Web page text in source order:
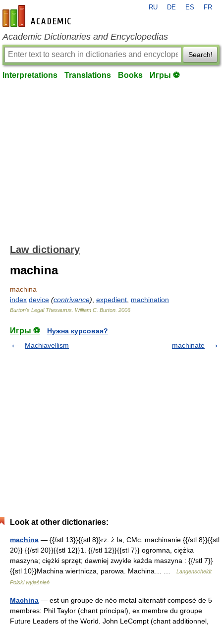
en-academic.com
RU DE ES FR
Academic Dictionaries and Encyclopedias
Search!
Interpretations Translations Books Игры ⚽
Law dictionary
machina
machina
index device (contrivance) expedient machination
Burton's Legal Thesaurus. William C. Burton 2006
Игры ⚽
Нужна курсовая?
Machiavellism
machinate
Look at other dictionaries:
machina — {{/stl 13}}{{stl 8}}rz. ż Ia, CMc. machinanie {{/stl 8}}{{stl
20}} {{/stl 20}}{{stl 12}}1. {{/stl 12}}{{stl 7}} ogromna, ciężka
maszyna; ciężki sprzęt; dawniej zwykle każda maszyna : {{/stl 7}}
{{stl 10}}Machina wiertnicza, parowa. Machina… …
Langenscheidt
Polski wyjaśnień
Machina — est un groupe de néo metal alternatif composé de 5
membres: Phil Taylor (chant principal), ex membre du groupe
Future Leaders of the World. John LeCompt (chant additionnel,